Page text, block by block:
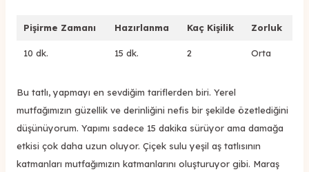
Pişirme Zamanı Hazırlanma Kaç Kişilik Zorluk
10 dk. 15 dk. 2 Orta
Bu tatlı, yapmayı en sevdiğim tariflerden biri. Yerel
mutfağımızın güzellik ve derinliğini nefis bir şekilde özetlediğini
düşünüyorum. Yapımı sadece 15 dakika sürüyor ama damağa
etkisi çok daha uzun oluyor. Çiçek sulu yeşil aş tatlısının
katmanları mutfağımızın katmanlarını oluşturuyor gibi. Maraş